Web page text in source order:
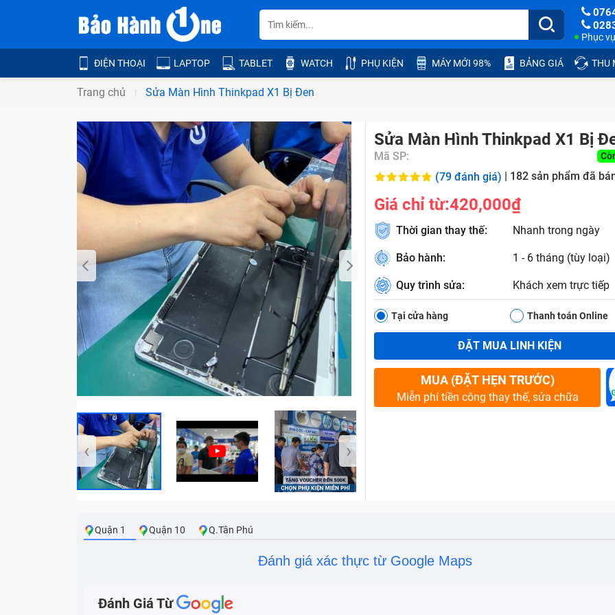
Phục
ĐIỆN THOẠI LAPTOP TABLET WATCH PHỤ KIỆN MÁY MỚI 98% BẢNG GIÁ THU
Trang chủ Sửa Màn Hình Thinkpad X1 Bị Đen
Bảo Hành One
‹ ›
Sửa Màn Hình Thinkpad X1 Bị
Mã SP:
(79 đánh giá) | 182 sản phẩm đã
Giá chỉ từ:420,000₫
Thời gian thay thế: Nhanh trong ngày
Bảo hành: 1 - 6 tháng (tùy loại)
Quy trình sửa: Khách xem trực tiếp
Tại cửa hàng Thanh toán Online
ĐẶT MUA LINH KIỆN
MUA (ĐẶT HẸN TRƯỚC)
Miễn phí tiền công thay thế, sửa chữa
Quận 1 Quận 10 Q.Tân Phú
Đánh giá xác thực từ Google Maps
Đánh Giá Từ